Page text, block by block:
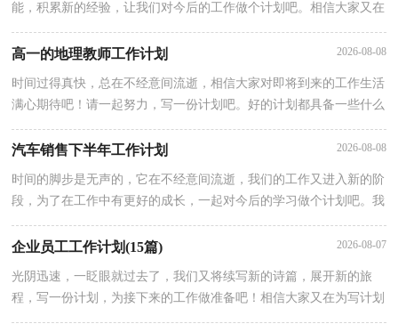
能，积累新的经验，让我们对今后的工作做个计划吧。相信大家又在
为写计划犯愁了吧？以下是小编为大家整理的一年级学期班主任的工
高一的地理教师工作计划 2026-08-08
时间过得真快，总在不经意间流逝，相信大家对即将到来的工作生活
满心期待吧！请一起努力，写一份计划吧。好的计划都具备一些什么
汽车销售下半年工作计划 2026-08-08
时间的脚步是无声的，它在不经意间流逝，我们的工作又进入新的阶
段，为了在工作中有更好的成长，一起对今后的学习做个计划吧。我
们该怎么拟定计划呢？下面是小编收集整理的汽车销售下半年工作计
企业员工工作计划(15篇) 2026-08-07
光阴迅速，一眨眼就过去了，我们又将续写新的诗篇，展开新的旅
程，写一份计划，为接下来的工作做准备吧！相信大家又在为写计划